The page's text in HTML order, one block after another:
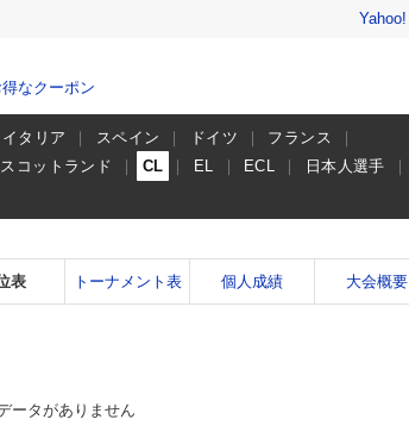
なクーポン
イタリア スペイン ドイツ
フランス
スコットランド CL EL ECL
日本人選手
表 トーナメント表 個人成績 大会概要
ータがありません